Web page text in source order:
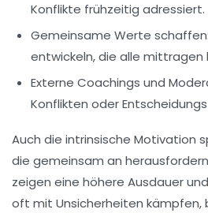
Konflikte frühzeitig adressiert.
Gemeinsame Werte schaffen:
entwickeln, die alle mittragen
Externe Coachings und
Konflikten oder
Auch die intrinsische Motivation
die gemeinsam an
zeigen eine höhere Ausdauer
oft mit Unsicherheiten kämpfen,